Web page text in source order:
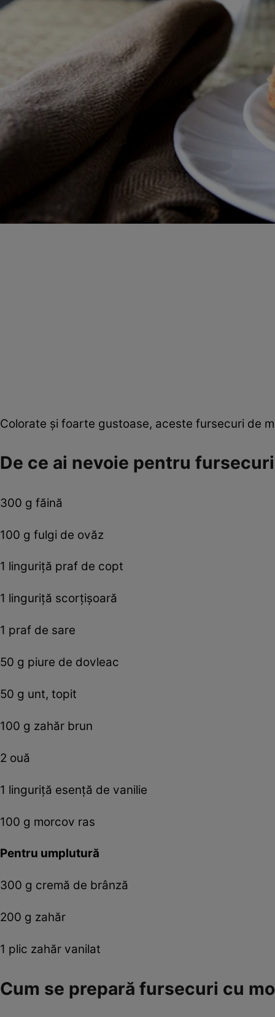
Colorate şi foarte gustoase, aceste fursecuri de
De ce ai nevoie pentru
300 g făină
100 g fulgi de ovăz
1 linguriţă praf de copt
1 linguriţă scorţişoară
1 praf de sare
50 g piure de dovleac
50 g unt, topit
100 g zahăr brun
2 ouă
1 linguriţă esenţă de vanilie
100 g morcov ras
Pentru umplutură
300 g cremă de brânză
200 g zahăr
1 plic zahăr vanilat
Cum se prepară fursecuri cu